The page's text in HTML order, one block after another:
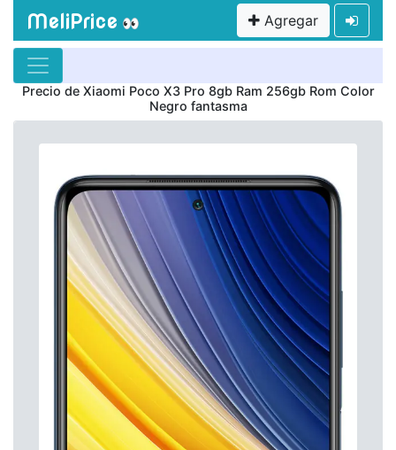
MeliPrice 👀 Agregar
Precio de Xiaomi Poco X3 Pro 8gb Ram 256gb Rom Color
Negro fantasma